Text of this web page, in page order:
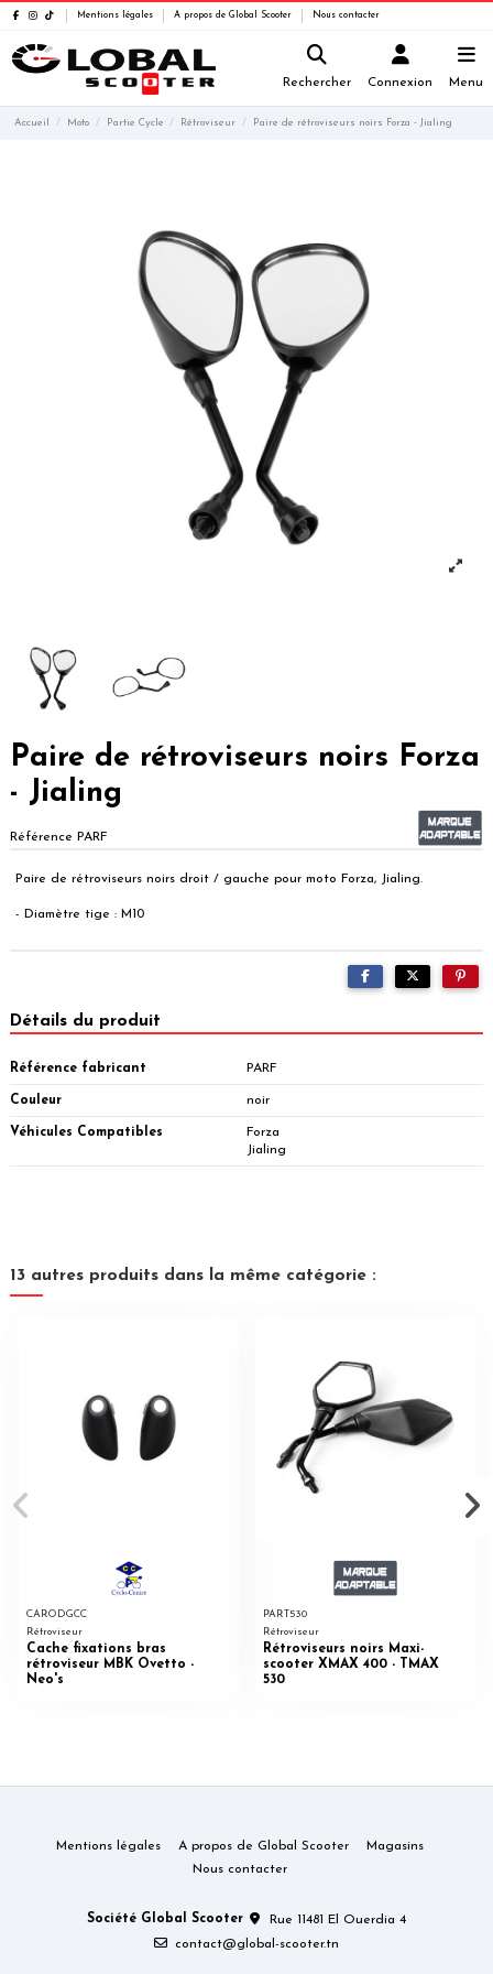
Mentions légales A propos de Global Scooter Nous contacter
Rechercher Connexion Menu
Accueil Moto Partie Cycle Rétroviseur Paire de rétroviseurs noirs Forza - Jialing
Paire de rétroviseurs noirs Forza
- Jialing
Référence PARF
Paire de rétroviseurs noirs droit / gauche pour moto Forza, Jialing.
- Diamètre tige : M10
Détails du produit
Référence fabricant PARF
Couleur noir
Véhicules Compatibles
Forza
Jialing
13 autres produits dans la même catégorie :
CARODGCC
Rétroviseur
Cache fixations bras
rétroviseur MBK Ovetto -
Neo's
PART530
Rétroviseur
Rétroviseurs noirs Maxi-
scooter XMAX 400 - TMAX
530
Mentions légales A propos de Global Scooter
Magasins
Nous contacter
Société Global Scooter
Rue 11481 El Ouerdia 4
contact@global-scooter.tn